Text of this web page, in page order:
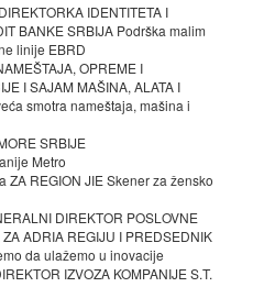
IDENTITETA I
BANKE SRBIJA Podrška malim
linije EBRD
OPREME I
I SAJAM MAŠINA, ALATA I
smotra nameštaja, mašina i
SRBIJE
Metro
ZA REGION JIE Skener za žensko
DIREKTOR POSLOVNE
ADRIA REGIJU I PREDSEDNIK
da ulažemo u inovacije
IZVOZA KOMPANIJE S.T.